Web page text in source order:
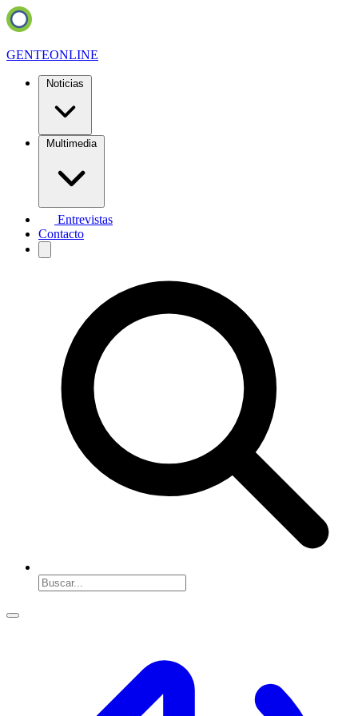
GENTEONLINE
Noticias
Multimedia
Entrevistas
Contacto